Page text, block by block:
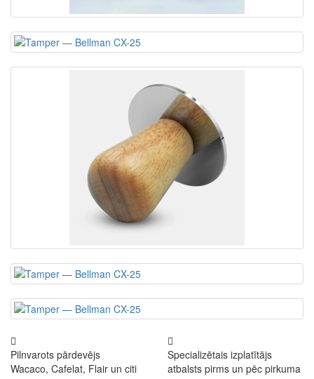
Pilnvarots pārdevējs
Wacaco, Cafelat, Flair un citi
Specializētais izplatītājs
atbalsts pirms un pēc pirkuma